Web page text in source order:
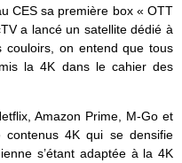
CES sa première box « OTT
a lancé un satellite dédié à
couloirs, on entend que tous
la 4K dans le cahier des
Amazon Prime, M-Go et
4K qui se densifie
s’étant adaptée à la 4K